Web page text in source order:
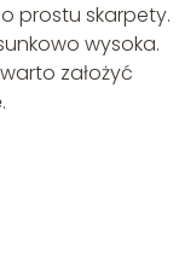
prostu skarpety.
wysoka.
założyć